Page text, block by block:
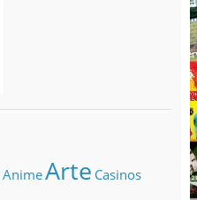
AnimeArte Casinos